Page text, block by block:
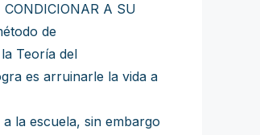
A SU
de
Teoría del
es arruinarle la vida a
la escuela, sin embargo